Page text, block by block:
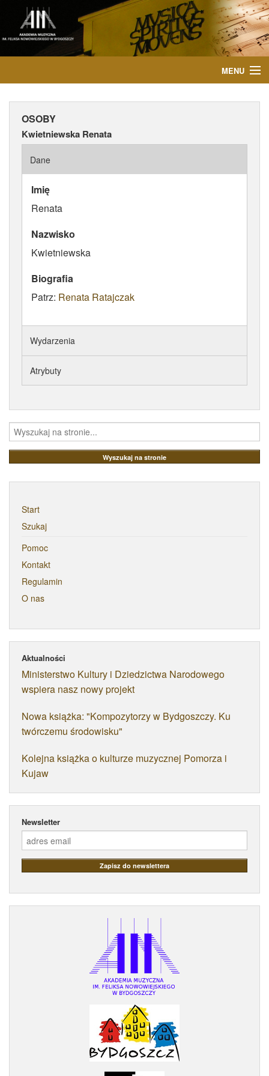
MENU
AKTUALNOŚCI
WYDARZENIA
PUBLIKACJE
ATRYBUTY
OSOBY
Kwietniewska Renata
Dane
Imię
Renata
Nazwisko
Kwietniewska
Biografia
Patrz: Renata Ratajczak
Wydarzenia
Atrybuty
Start
Szukaj
Pomoc
Kontakt
Regulamin
O nas
Aktualności
Ministerstwo Kultury i Dziedzictwa Narodowego
wspiera nasz nowy projekt
Nowa książka: "Kompozytorzy w Bydgoszczy. Ku
twórczemu środowisku"
Kolejna książka o kulturze muzycznej Pomorza i
Kujaw
Newsletter